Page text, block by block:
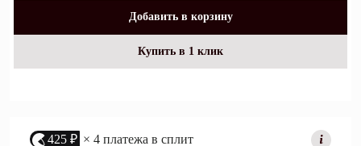
Добавить в корзину
Купить в 1 клик
425 ₽ × 4 платежа в сплит